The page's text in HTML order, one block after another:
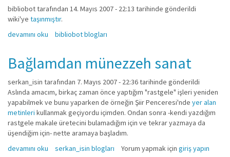
bibliobottarafından 14. Mayıs 2007 - 22:13 tarihinde gönderildi
wiki'ye taşınmıştır.
Ihab Hassan 1976 hakkında
devamını oku bibliobot blogları
Bağlamdan münezzeh sanat
serkan_isin tarafından 7. Mayıs 2007 - 22:36 tarihinde gönderildi
Aslında amacım, birkaç zaman önce yaptığım "rastgele" işleri yeniden
yapabilmek ve bunu yaparken de örneğin Şiir Penceresi'nde yer alan
metinleri kullanmak geçiyordu içimden. Ondan sonra -kendi yazdığım
rastgele makale üretecini bulamadığım için ve tekrar yazmaya da
üşendiğim için- nette aramaya başladım.
Bağlamdan münezzeh sanat hakkında
devamını oku serkan_isin blogları Yorum yapmak için giriş yapın